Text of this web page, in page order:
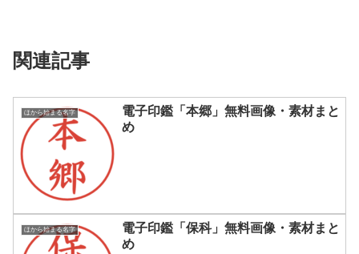
関連記事
ほから始まる名字
電子印鑑「本郷」無料画像・素材まと
め
ほから始まる名字
電子印鑑「保科」無料画像・素材まと
め